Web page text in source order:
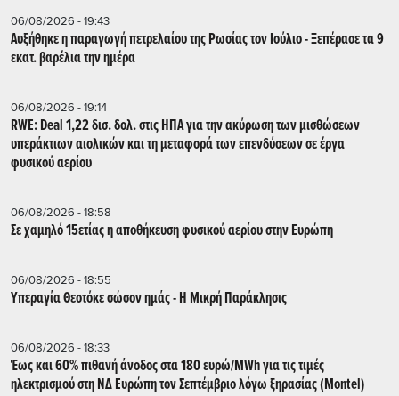
06/08/2026 - 19:43
Αυξήθηκε η παραγωγή πετρελαίου της Ρωσίας τον Ιούλιο - Ξεπέρασε τα 9
εκατ. βαρέλια την ημέρα
06/08/2026 - 19:14
RWE: Deal 1,22 δισ. δολ. στις ΗΠΑ για την ακύρωση των μισθώσεων
υπεράκτιων αιολικών και τη μεταφορά των επενδύσεων σε έργα
φυσικού αερίου
06/08/2026 - 18:58
Σε χαμηλό 15ετίας η αποθήκευση φυσικού αερίου στην Ευρώπη
06/08/2026 - 18:55
Υπεραγία Θεοτόκε σώσον ημάς - Η Μικρή Παράκλησις
06/08/2026 - 18:33
Έως και 60% πιθανή άνοδος στα 180 ευρώ/MWh για τις τιμές
ηλεκτρισμού στη ΝΔ Ευρώπη τον Σεπτέμβριο λόγω ξηρασίας (Montel)